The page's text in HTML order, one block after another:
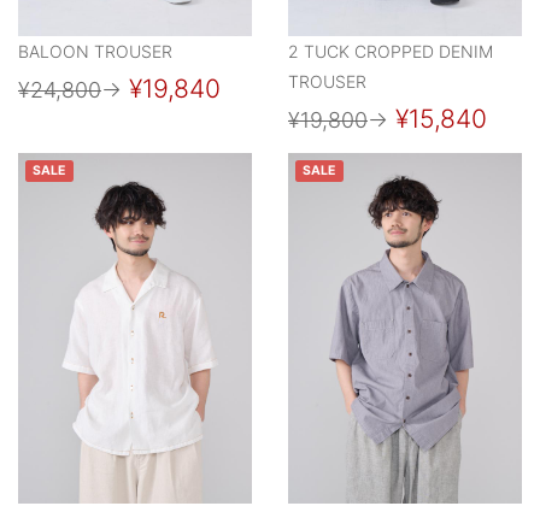
BALOON TROUSER
¥24,800→ ¥19,840
2 TUCK CROPPED DENIM
TROUSER
¥19,800→ ¥15,840
SALE SALE